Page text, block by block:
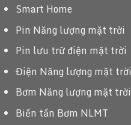
Smart Home
Pin Năng lượng mặt trời
Pin lưu trữ điện mặt trời
Điện Năng lượng mặt trời
Bơm Năng lượng mặt trời
Biến tần Bơm NLMT